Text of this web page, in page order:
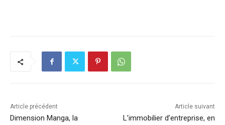
Article précédent
Dimension Manga, la
Article suivant
L’immobilier d’entreprise, en